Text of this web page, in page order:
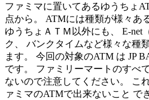
ファミマに置いてあるゆうちょ
点から。 ATMには種類が様々あ
ゆうちょＡＴＭ以外にも、 E-net
ク、 バンクタイムなど様々な種
ます。 今回の対象のATM は JP
です。 ファミリーマートのすべ
ないので注意してください。 こ
ァミマのATMで出来ないこと で